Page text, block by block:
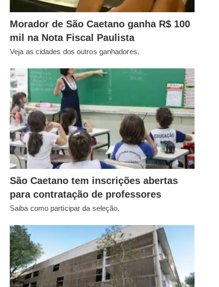
Morador de São Caetano ganha R$ 100
mil na Nota Fiscal Paulista
Veja as cidades dos outros ganhadores.
São Caetano tem inscrições abertas
para contratação de professores
Saiba como participar da seleção.